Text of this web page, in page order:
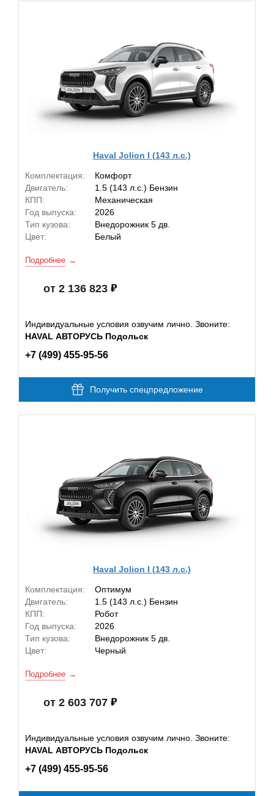
Haval Jolion I (143 л.с.)
Комплектация:
Комфорт
Двигатель:
1.5 (143 л.с.) Бензин
КПП:
Механическая
Год выпуска:
2026
Тип кузова:
Внедорожник 5 дв.
Цвет:
Белый
Подробнее
от 2 136 823
Индивидуальные условия озвучим лично. Звоните:
HAVAL АВТОРУСЬ Подольск
+7 (499) 455-95-56
Получить спецпредложение
Haval Jolion I (143 л.с.)
Комплектация:
Оптимум
Двигатель:
1.5 (143 л.с.) Бензин
КПП:
Робот
Год выпуска:
2026
Тип кузова:
Внедорожник 5 дв.
Цвет:
Черный
Подробнее
от 2 603 707
Индивидуальные условия озвучим лично. Звоните:
HAVAL АВТОРУСЬ Подольск
+7 (499) 455-95-56